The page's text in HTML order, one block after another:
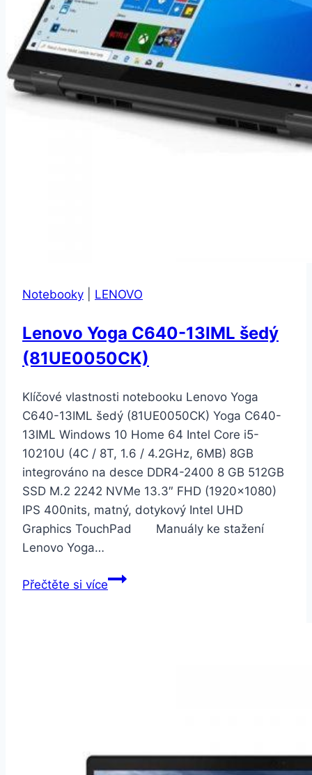
Notebooky LENOVO
Lenovo Yoga C640-13IML šedý
(81UE0050CK)
Klíčové vlastnosti notebooku Lenovo Yoga
C640-13IML šedý (81UE0050CK) Yoga C640-
13IML Windows 10 Home 64 Intel Core i5-
10210U (4C / 8T, 1.6 / 4.2GHz, 6MB) 8GB
integrováno na desce DDR4-2400 8 GB 512GB
SSD M.2 2242 NVMe 13.3″ FHD (1920×1080)
IPS 400nits, matný, dotykový Intel UHD
Graphics TouchPad Manuály ke stažení
Lenovo Yoga…
Přečtěte si víceLenovo